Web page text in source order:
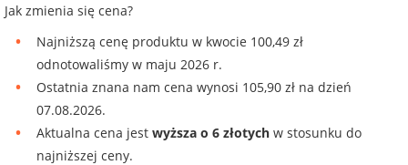
Jak zmienia się cena?
Najniższą cenę produktu w kwocie 100,49 zł
odnotowaliśmy w maju 2026 r.
Ostatnia znana nam cena wynosi 105,90 zł na dzień
07.08.2026.
Aktualna cena jest wyższa o 6 złotych w stosunku do
najniższej ceny.